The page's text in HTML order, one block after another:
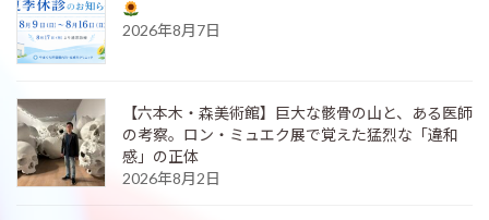
2026年8月7日
【六本木・森美術館】巨大な骸骨の山と、ある医師
の考察。ロン・ミュエク展で覚えた猛烈な「違和
感」の正体
2026年8月2日